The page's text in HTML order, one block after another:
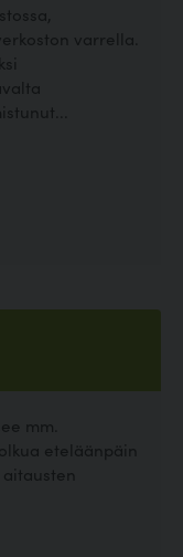
varrella.
mm.
eteläänpäin
aitausten